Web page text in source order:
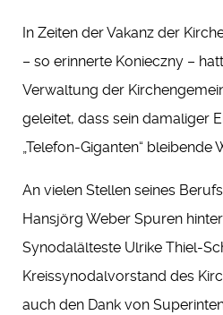
In Zeiten der Vakanz der
– so erinnerte Konieczny –
Verwaltung der
geleitet, dass sein damaliger
„Telefon-Giganten“ bleibende
An vielen Stellen seines
Hansjörg Weber Spuren
Synodalälteste Ulrike Thiel-
Kreissynodalvorstand des
auch den Dank von